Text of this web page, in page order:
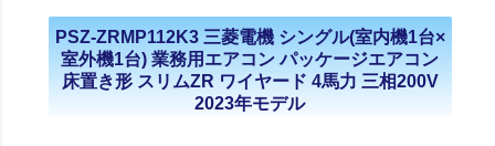
PSZ-ZRMP112K3 三菱電機 シングル(室内機1台×
室外機1台) 業務用エアコン パッケージエアコン
床置き形 スリムZR ワイヤード 4馬力 三相200V
2023年モデル